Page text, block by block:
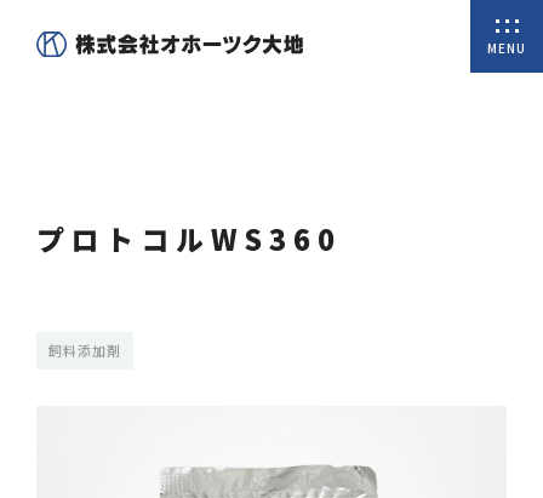
MENU
商品一覧
取扱商品
代表挨拶
プロトコルWS360
飼料添加剤